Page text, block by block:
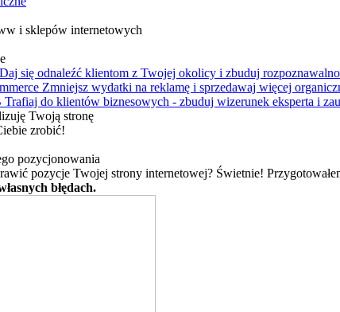
i sklepów internetowych
Daj się odnaleźć klientom z Twojej okolicy i zbuduj
Zmniejsz wydatki na reklamę i sprzedawaj więcej
Trafiaj do klientów biznesowych - zbuduj wizerunek eksperta i
Twoją stronę
zrobić!
pozycjonowania
pozycje Twojej strony internetowej? Świetnie!
błędach.